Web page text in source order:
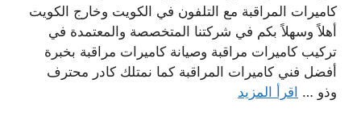
كاميرات المراقبة مع التلفون في الكويت وخارج الكويت
أهلاً وسهلاً بكم في شركتنا المتخصصة والمعتمدة في
تركيب كاميرات مراقبة وصيانة كاميرات مراقبة بخبرة
أفضل فني كاميرات المراقبة كما نمتلك كادر محترف
وذو … اقرأ المزيد